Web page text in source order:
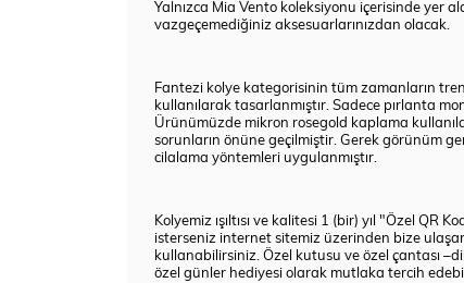
Yalnızca Mia Vento koleksiyonu içerisinde yer
vazgeçemediğiniz aksesuarlarınızdan olacak.
Fantezi kolye kategorisinin tüm zamanların
kullanılarak tasarlanmıştır. Sadece pırlanta
Ürünümüzde mikron rosegold kaplama
sorunların önüne geçilmiştir. Gerek görünüm
cilalama yöntemleri uygulanmıştır.
Kolyemiz ışıltısı ve kalitesi 1 (bir) yıl "Özel
isterseniz internet sitemiz üzerinden bize
kullanabilirsiniz. Özel kutusu ve özel çantası
özel günler hediyesi olarak mutlaka tercih